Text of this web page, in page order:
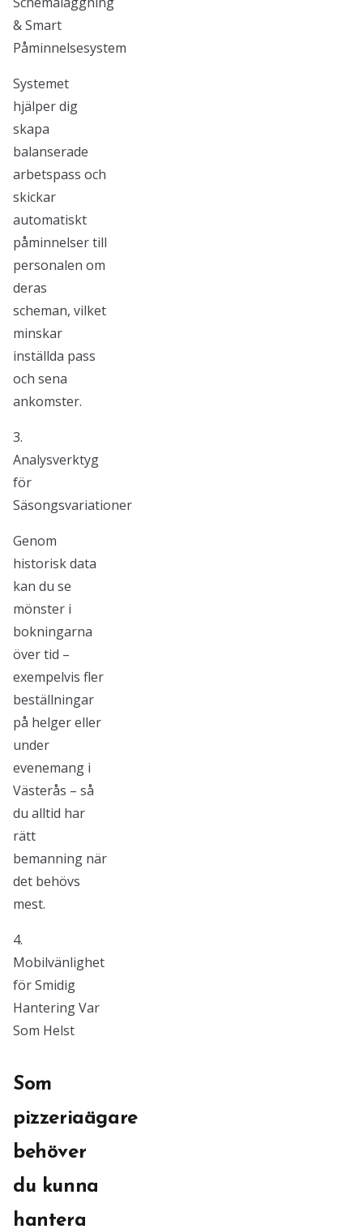
& Smart
Påminnelsesystem
Systemet
hjälper dig
skapa
balanserade
arbetspass och
skickar
automatiskt
påminnelser till
personalen om
deras
scheman, vilket
minskar
inställda pass
och sena
ankomster.
3.
Analysverktyg
för
Säsongsvariationer
Genom
historisk data
kan du se
mönster i
bokningarna
över tid –
exempelvis fler
beställningar
på helger eller
under
evenemang i
Västerås – så
du alltid har
rätt
bemanning när
det behövs
mest.
4.
Mobilvänlighet
för Smidig
Hantering Var
Som Helst
Som
pizzeriaägare
behöver
du kunna
hantera